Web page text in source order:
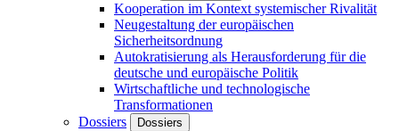
Kooperation im Kontext systemischer Rivalität
Neugestaltung der europäischen
Sicherheitsordnung
Autokratisierung als Herausforderung für die
deutsche und europäische Politik
Wirtschaftliche und technologische
Transformationen
Dossiers
Dossiers